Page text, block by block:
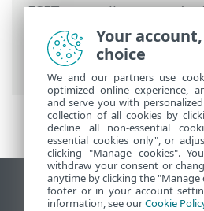
ESET-ova online pomoć>
Security
>Napredno
Obavijesti >Obavijesti
> Prilagodba obavijesti
Prikaži stranicu za radnu
Your
choice
We and our partners use
optimized online experience,
and serve you with
collection of all cookies by
decline all non-essential
essential cookies only", or
clicking "Manage cookies".
withdraw your consent or
anytime by clicking the
footer or in your account
information, see ourCookie